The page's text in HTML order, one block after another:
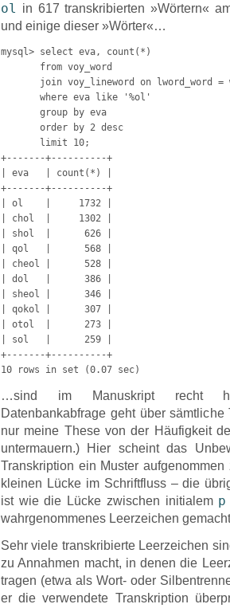
ol in 617 transkribierten »Wörtern«
und einige dieser »Wörter«…
mysql> select eva, count(*)
       from voy_word
join voy_lineword on lword_word =
       where eva like '%ol'
       group by eva
       order by 2 desc
       limit 10;
+-------+----------+
| eva   | count(*) |
+-------+----------+
| ol    |     1732 |
| chol  |     1302 |
| shol  |      626 |
| qol   |      568 |
| cheol |      528 |
| dol   |      386 |
| sheol |      346 |
| qokol |      307 |
| otol  |      273 |
| sol   |      259 |
+-------+----------+
10 rows in set (0.07 sec)
…sind im Manuskript recht
Datenbankabfrage geht über
nur meine These von der Häufigkeit
untermauern.) Hier scheint das
Transkription ein Muster
kleinen Lücke im Schriftfluss – die
ist wie die Lücke zwischen initialem p
wahrgenommenes Leerzeichen
Sehr viele transkribierte Leerzeichen
zu Annahmen macht, in denen die
tragen (etwa als Wort- oder
er die verwendete Transkription